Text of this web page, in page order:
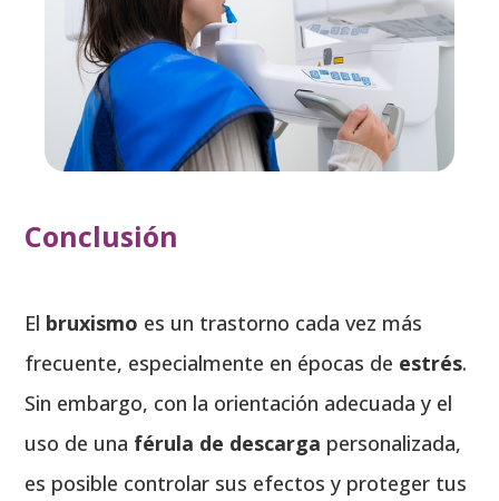
Conclusión
El bruxismo es un trastorno cada vez más
frecuente, especialmente en épocas de estrés.
Sin embargo, con la orientación adecuada y el
uso de una férula de descarga personalizada,
es posible controlar sus efectos y proteger tus